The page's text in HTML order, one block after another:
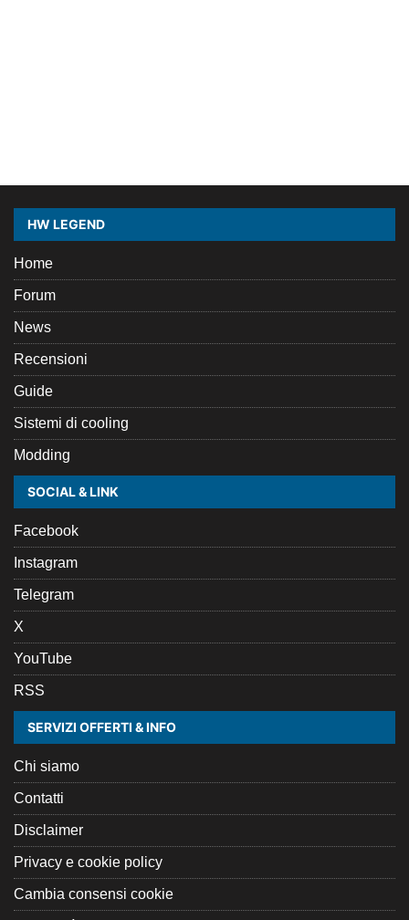
HW LEGEND
Home
Forum
News
Recensioni
Guide
Sistemi di cooling
Modding
SOCIAL & LINK
Facebook
Instagram
Telegram
X
YouTube
RSS
SERVIZI OFFERTI & INFO
Chi siamo
Contatti
Disclaimer
Privacy e cookie policy
Cambia consensi cookie